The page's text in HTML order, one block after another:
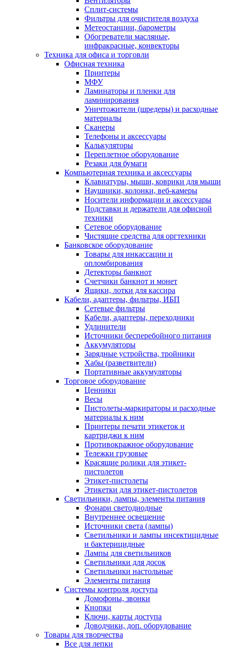
Сплит-системы
Фильтры для очистителя воздуха
Метеостанции, барометры
Обогреватели масляные,
инфракрасные, конвекторы
Техника для офиса и торговли
Офисная техника
Принтеры
МФУ
Ламинаторы и пленки для
ламинирования
Уничтожители (шредеры) и расходные
материалы
Сканеры
Телефоны и аксессуары
Калькуляторы
Переплетное оборудование
Резаки для бумаги
Компьютерная техника и аксессуары
Клавиатуры, мыши, коврики для мыши
Наушники, колонки, веб-камеры
Носители информации и аксессуары
Подставки и держатели для офисной
техники
Сетевое оборудование
Чистящие средства для оргтехники
Банковское оборудование
Товары для инкассации и
опломбирования
Детекторы банкнот
Счетчики банкнот и монет
Ящики, лотки для кассира
Кабели, адаптеры, фильтры, ИБП
Сетевые фильтры
Кабели, адаптеры, переходники
Удлинители
Источники бесперебойного питания
Аккумуляторы
Зарядные устройства, тройники
Хабы (разветвители)
Портативные аккумуляторы
Торговое оборудование
Ценники
Весы
Пистолеты-маркираторы и расходные
материалы к ним
Принтеры печати этикеток и
картриджи к ним
Противокражное оборудование
Тележки грузовые
Красящие ролики для этикет-
пистолетов
Этикет-пистолеты
Этикетки для этикет-пистолетов
Светильники, лампы, элементы питания
Фонари светодиодные
Внутреннее освещение
Источники света (лампы)
Светильники и лампы инсектицидные
и бактерицидные
Лампы для светильников
Светильники для досок
Светильники настольные
Элементы питания
Системы контроля доступа
Домофоны, звонки
Кнопки
Ключи, карты доступа
Доводчики, доп. оборудование
Товары для творчества
Все для лепки